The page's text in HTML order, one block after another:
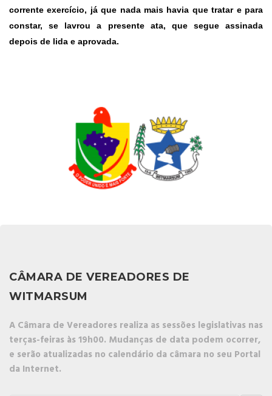
corrente exercício, já que nada mais havia que tratar e para
constar, se lavrou a presente ata, que segue assinada
depois de lida e aprovada.
CÂMARA DE VEREADORES DE
WITMARSUM
A Câmara de Vereadores realiza as sessões legislativas nas
terças-feiras às 19h00. Mudanças de data podem ocorrer,
e serão atualizadas no calendário da câmara no seu Portal
da Internet.